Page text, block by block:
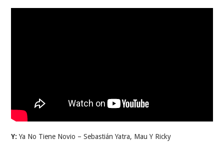
Y:Ya No Tiene Novio – Sebastián Yatra, Mau Y Ricky